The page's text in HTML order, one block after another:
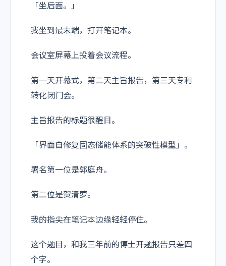
「坐后面。」
我坐到最末端，打开笔记本。
会议室屏幕上投着会议流程。
第一天开幕式，第二天主旨报告，第三天专利
转化闭门会。
主旨报告的标题很醒目。
「界面自修复固态储能体系的突破性模型」。
署名第一位是郭庭舟。
第二位是贺清萝。
我的指尖在笔记本边缘轻轻停住。
这个题目，和我三年前的博士开题报告只差四
个字。